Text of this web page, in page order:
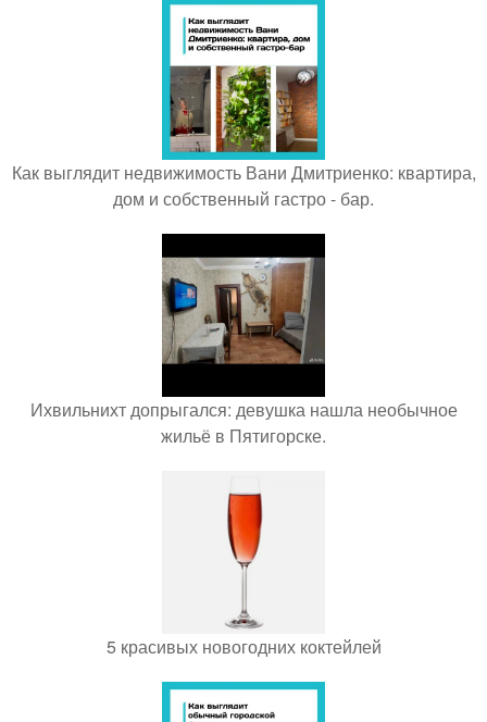
Как выглядит недвижимость Вани Дмитриенко: квартира,
дом и собственный гастро - бар.
Ихвильнихт допрыгался: девушка нашла необычное
жильё в Пятигорске.
5 красивых новогодних коктейлей